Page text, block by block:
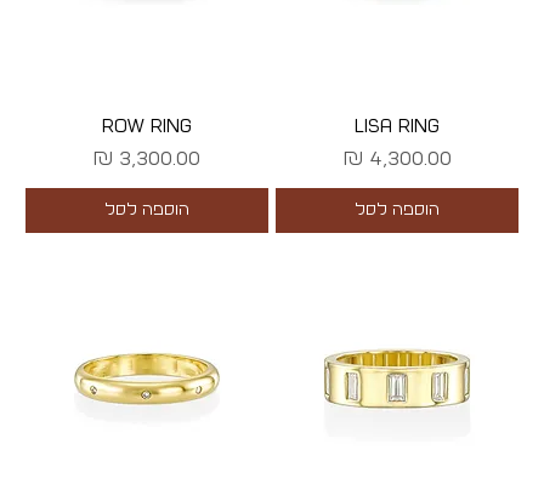
LISA RING
מחיר
הוספה לסל
ROW RING
מחיר
הוספה לסל